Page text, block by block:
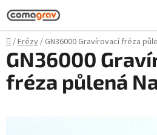
Přejít
na
obsah
Domů
/Frézy/ GN36000 Gravírovací fréza
GN36000
fréza půlená